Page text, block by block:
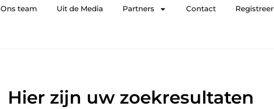
Ons team Uit de Media Partners Contact Registreer
Hier zijn uw zoekresultaten